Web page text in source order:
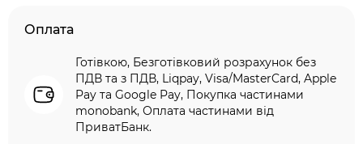
Оплата
Готівкою, Безготівковий розрахунок без
ПДВ та з ПДВ, Liqpay, Visa/MasterCard, Apple
Pay та Google Pay, Покупка частинами
monobank, Оплата частинами від
ПриватБанк.